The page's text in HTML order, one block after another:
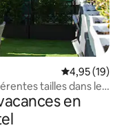
Évaluation
4,95 (19)
tailles dans le
en